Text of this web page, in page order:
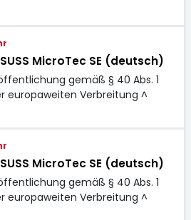
MicroTec SE (deutsch)
gemäß § 40 Abs. 1
europaweiten Verbreitung ^
MicroTec SE (deutsch)
gemäß § 40 Abs. 1
europaweiten Verbreitung ^